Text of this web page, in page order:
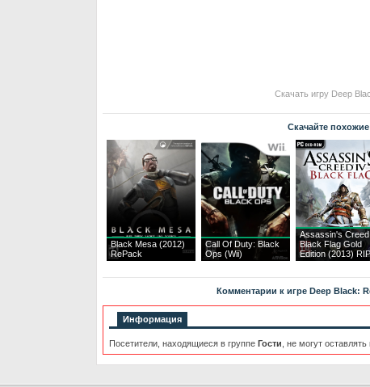
Скачать игру Deep
Скачайте
Black Mesa (2012)
RePack
Call Of Duty: Black
Ops (Wii)
Assassin's
Black Flag Gold
Edition (2013) RIP
Комментарии к игре Deep Black:
Информация
Посетители, находящиеся в группе Гости , не могут